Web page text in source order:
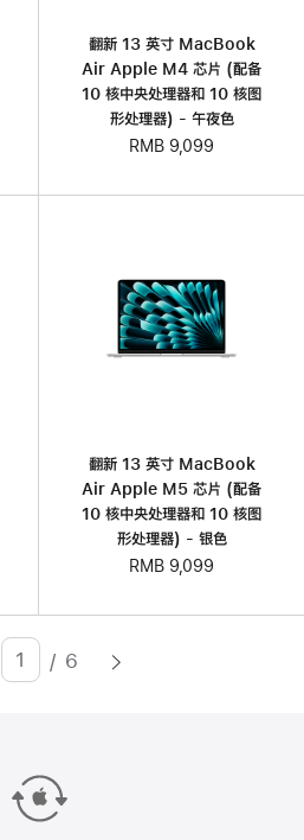
翻新 13 英寸 MacBook
Air Apple M4 芯片 (配备
10 核中央处理器和 10 核图
形处理器) - 午夜色
RMB 9,099
翻新 13 英寸 MacBook
Air Apple M5 芯片 (配备
10 核中央处理器和 10 核图
形处理器) - 银色
RMB 9,099
Page
Enter
Return/Enter
key
/ 6